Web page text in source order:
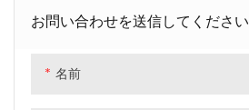
お問い合わせを送信してください
名前
ホイール用に設計されたこのフ
る乗り心地を求めるオフロード